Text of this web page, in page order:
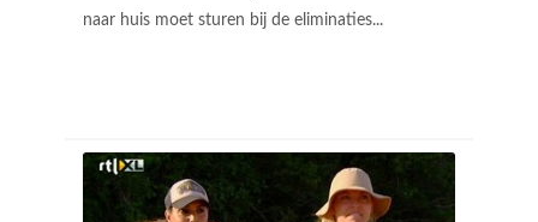
naar huis moet sturen bij de eliminaties...